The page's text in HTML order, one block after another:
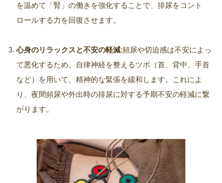
を温めて「腎」の働きを強化することで、排尿をコント
ロールする力を回復させます。
心身のリラックスと不安の軽減:頻尿や切迫感は不安によっ
て悪化するため、自律神経を整えるツボ（首、背中、手首
など）を用いて、精神的な緊張を緩和します。これによ
り、夜間頻尿や外出時の排尿に対する予期不安の軽減に繋
がります。